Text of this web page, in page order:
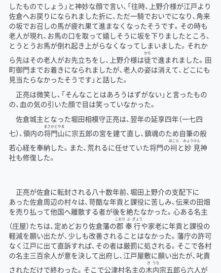
したものでしょう」と神妙な顔で言い、「往時、上野介様が江戸より
佐倉へお戻りになられました折に、ただ一騎でおいでになり、角来
の坂でお召しの馬が疲れ果て進まなくなったそうです。その時も
老人が現れ、お馬の口を取って嬉しそうに坂を下りましたところ、
とうとうお馬が倒れ起き上がらなくなってしまいました。それか
ら先はその老人がお先立ちをし、上野介様は徒
かち
で進まれました。田
町御門までお着きになられましたが、老人の姿は消えて、どこにも
見当たらなかったそうです」と話した。
正亮は微笑し、「そんなことはあろうはずがない」と言ったもの
の、血の気の引いた顔で目は笑っていなかった。
佐倉城主となった堀田相模守正亮は、翌年の延享四年（一七四
七）、領内の将
まさ
門
かど
山
やま
に宗五郎の宮を建て直し、鎮魂のため自筆の般
若心経を奉納した。また、荒れるに任せていた将門の祠
ほこら
と妙
みょう
見
けん
神
社も修復した。
正亮が佐倉に転封される八十数年前、堀田上野介の支配下に
あった佐倉周辺の村々は、苛酷な年貢と課役に苦しみ、伝来の田畑
を売り払って他国へ離散する者が後を絶たなかった。心ある名主
（庄屋）たちは、定めどおり佐倉藩の郡
こおり
奉
ぶ
行
ぎょう
や家老に年貢と課役の
軽減を願い出たが、少しも改善されることはなかった。藩庁の許可
なく江戸に出て直訴すれば、その者は厳罰に処される。そこで各村
の名主三百余人が意を決して出府し、江戸屋敷に願い出たが、叱責
されただけで終わった。そこで公津村名主の木
き
内
うち
宗五郎ら六人が